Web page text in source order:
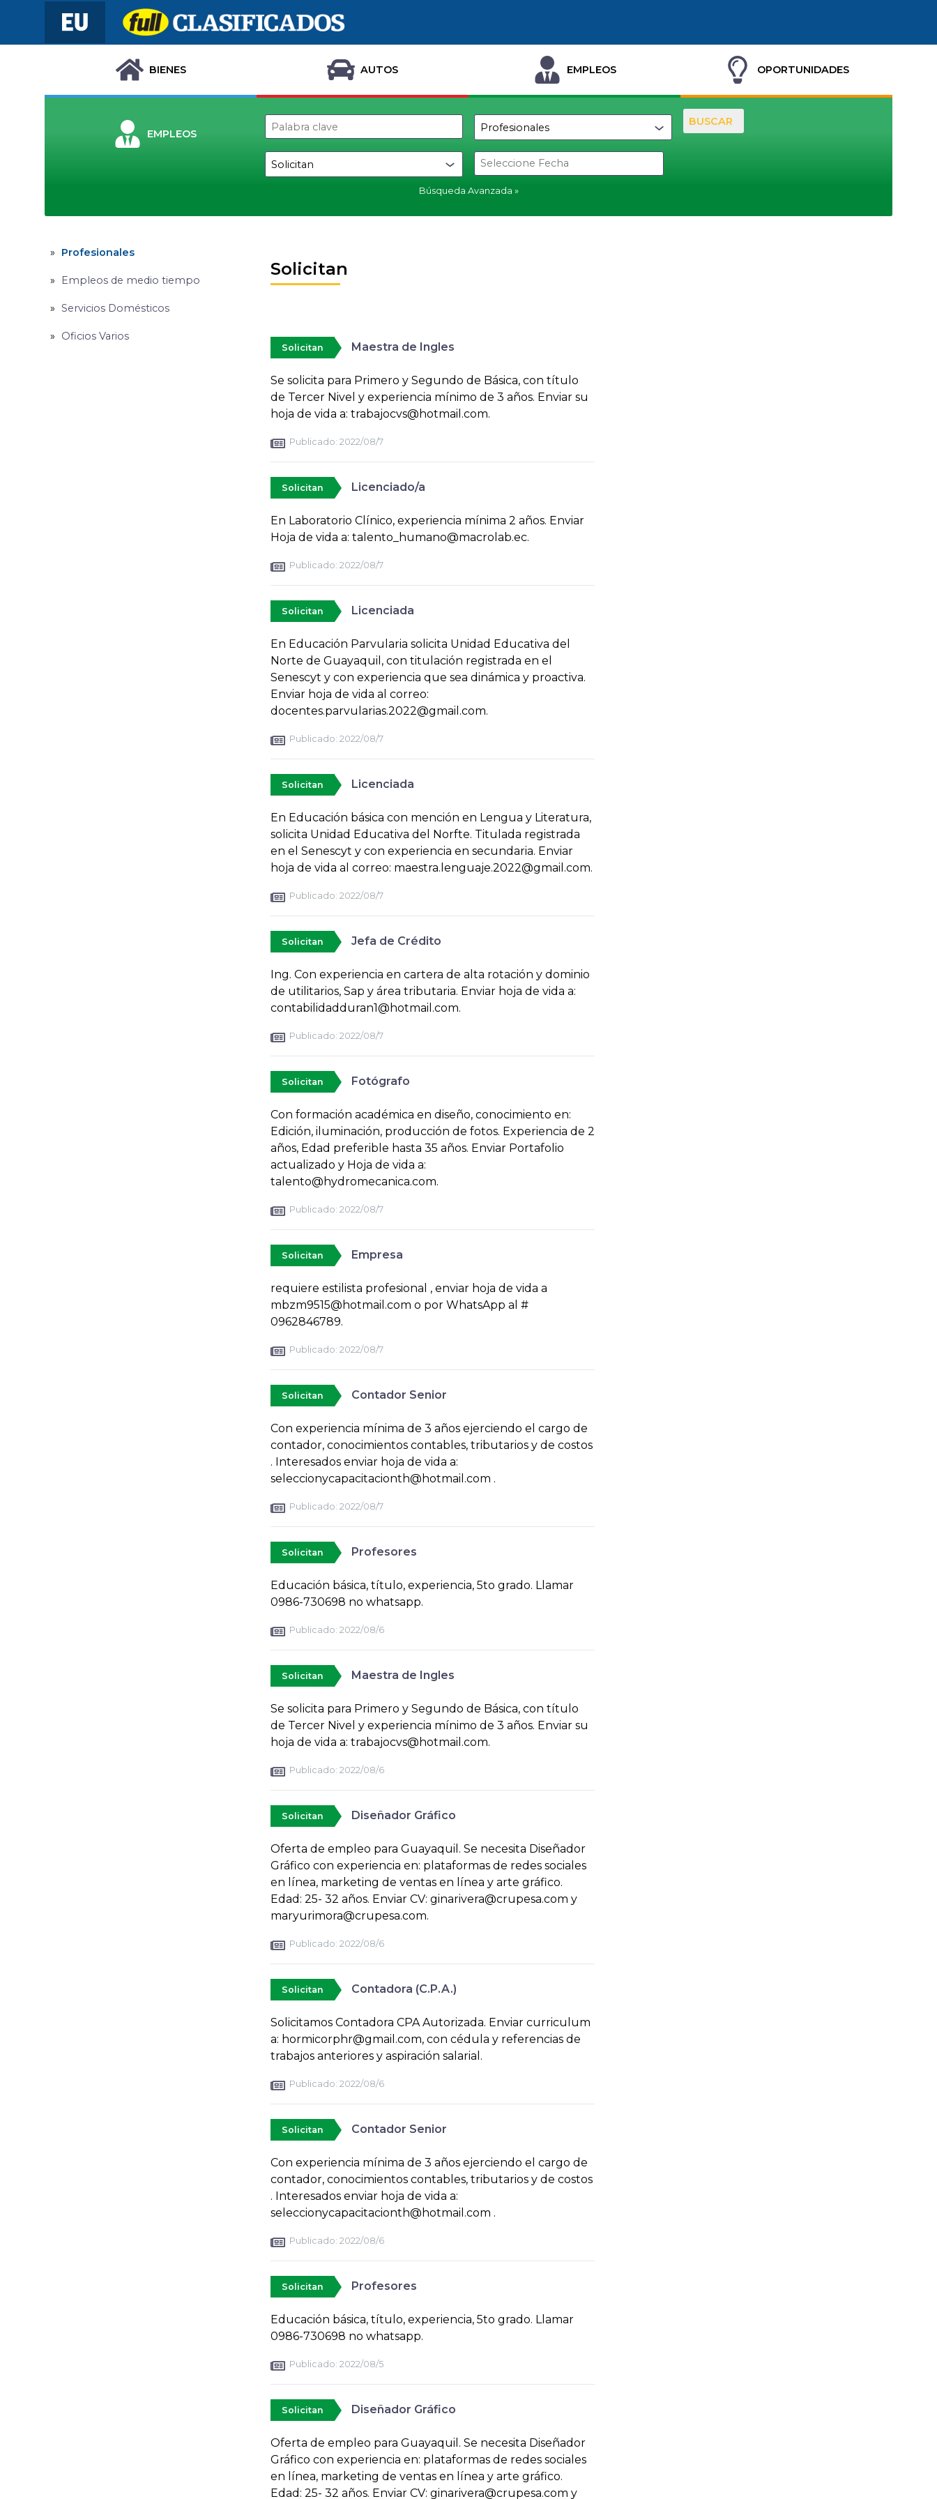
BIENES AUTOS EMPLEOS OPORTUNIDADES
EMPLEOS
Búsqueda Avanzada
BUSCAR
Profesionales
Empleos de medio tiempo
Servicios Domésticos
Oficios Varios
Solicitan
Solicitan Maestra de Ingles
Se solicita para Primero y Segundo de Básica, con título
de Tercer Nivel y experiencia mínimo de 3 años. Enviar su
hoja de vida a: trabajocvs@hotmail.com.
Publicado: 2022/08/7
Solicitan Licenciado/a
En Laboratorio Clínico, experiencia mínima 2 años. Enviar
Hoja de vida a: talento_humano@macrolab.ec.
Publicado: 2022/08/7
Solicitan Licenciada
En Educación Parvularia solicita Unidad Educativa del
Norte de Guayaquil, con titulación registrada en el
Senescyt y con experiencia que sea dinámica y proactiva.
Enviar hoja de vida al correo:
docentes.parvularias.2022@gmail.com.
Publicado: 2022/08/7
Solicitan Licenciada
En Educación básica con mención en Lengua y Literatura,
solicita Unidad Educativa del Norfte. Titulada registrada
en el Senescyt y con experiencia en secundaria. Enviar
hoja de vida al correo: maestra.lenguaje.2022@gmail.com.
Publicado: 2022/08/7
Solicitan Jefa de Crédito
Ing. Con experiencia en cartera de alta rotación y dominio
de utilitarios, Sap y área tributaria. Enviar hoja de vida a:
contabilidadduran1@hotmail.com.
Publicado: 2022/08/7
Solicitan Fotógrafo
Con formación académica en diseño, conocimiento en:
Edición, iluminación, producción de fotos. Experiencia de 2
años, Edad preferible hasta 35 años. Enviar Portafolio
actualizado y Hoja de vida a:
talento@hydromecanica.com.
Publicado: 2022/08/7
Solicitan Empresa
requiere estilista profesional , enviar hoja de vida a
mbzm9515@hotmail.com o por WhatsApp al #
0962846789.
Publicado: 2022/08/7
Solicitan Contador Senior
Con experiencia mínima de 3 años ejerciendo el cargo de
contador, conocimientos contables, tributarios y de costos
. Interesados enviar hoja de vida a:
seleccionycapacitacionth@hotmail.com .
Publicado: 2022/08/7
Solicitan Profesores
Educación básica, título, experiencia, 5to grado. Llamar
0986-730698 no whatsapp.
Publicado: 2022/08/6
Solicitan Maestra de Ingles
Se solicita para Primero y Segundo de Básica, con título
de Tercer Nivel y experiencia mínimo de 3 años. Enviar su
hoja de vida a: trabajocvs@hotmail.com.
Publicado: 2022/08/6
Solicitan Diseñador Gráfico
Oferta de empleo para Guayaquil. Se necesita Diseñador
Gráfico con experiencia en: plataformas de redes sociales
en línea, marketing de ventas en línea y arte gráfico.
Edad: 25- 32 años. Enviar CV: ginarivera@crupesa.com y
maryurimora@crupesa.com.
Publicado: 2022/08/6
Solicitan Contadora (C.P.A.)
Solicitamos Contadora CPA Autorizada. Enviar curriculum
a: hormicorphr@gmail.com, con cédula y referencias de
trabajos anteriores y aspiración salarial.
Publicado: 2022/08/6
Solicitan Contador Senior
Con experiencia mínima de 3 años ejerciendo el cargo de
contador, conocimientos contables, tributarios y de costos
. Interesados enviar hoja de vida a:
seleccionycapacitacionth@hotmail.com .
Publicado: 2022/08/6
Solicitan Profesores
Educación básica, título, experiencia, 5to grado. Llamar
0986-730698 no whatsapp.
Publicado: 2022/08/5
Solicitan Diseñador Gráfico
Oferta de empleo para Guayaquil. Se necesita Diseñador
Gráfico con experiencia en: plataformas de redes sociales
en línea, marketing de ventas en línea y arte gráfico.
Edad: 25- 32 años. Enviar CV: ginarivera@crupesa.com y